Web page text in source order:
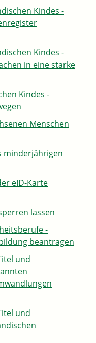
Kindes -
Kindes -
in eine starke
Kindes -
Menschen
minderjährigen
eID-Karte
lassen
-
beantragen
und
und